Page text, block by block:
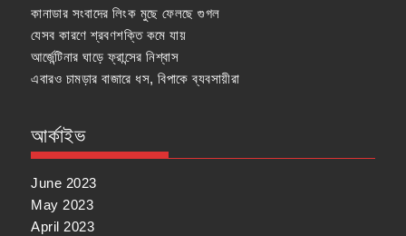
কানাডার সংবাদের লিংক মুছে ফেলছে গুগল
যেসব কারণে শ্রবণশক্তি কমে যায়
আর্জেন্টিনার ঘাড়ে ফ্রান্সের নিশ্বাস
এবারও চামড়ার বাজারে ধস, বিপাকে ব্যবসায়ীরা
আর্কাইভ
June 2023
May 2023
April 2023